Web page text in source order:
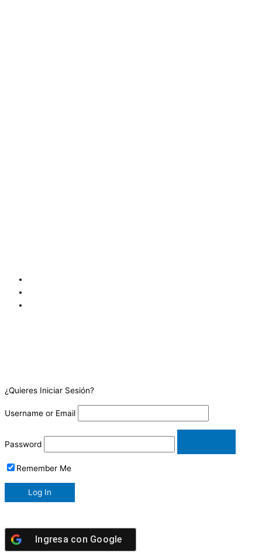
¿Quieres Iniciar Sesión?
Username or Email
Password
Remember Me
Ingresa con Google